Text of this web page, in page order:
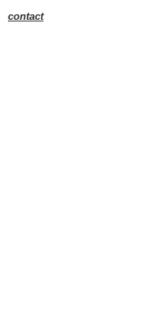
contact